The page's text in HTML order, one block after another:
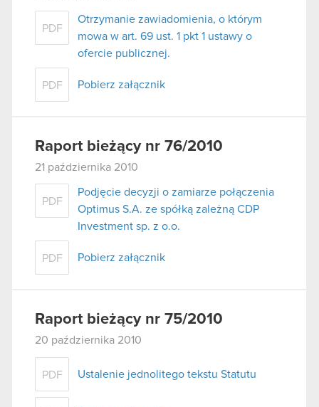
PDF
Otrzymanie zawiadomienia, o którym
mowa w art. 69 ust. 1 pkt 1 ustawy o
ofercie publicznej.
PDF Pobierz załącznik
Raport bieżący nr 76/2010
21 października 2010
PDF
Podjęcie decyzji o zamiarze połączenia
Optimus S.A. ze spółką zależną CDP
Investment sp. z o.o.
PDF Pobierz załącznik
Raport bieżący nr 75/2010
20 października 2010
PDF Ustalenie jednolitego tekstu Statutu